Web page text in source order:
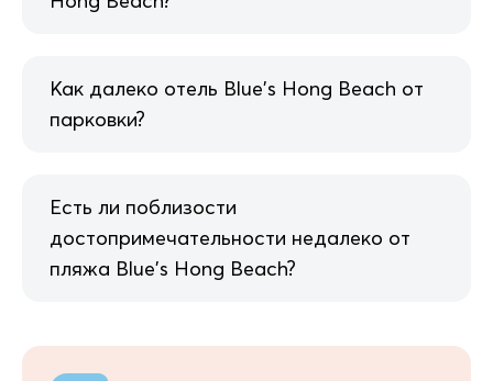
Как далеко отель Blue's Hong Beach от
парковки?
Есть ли поблизости
достопримечательности недалеко от
пляжа Blue's Hong Beach?